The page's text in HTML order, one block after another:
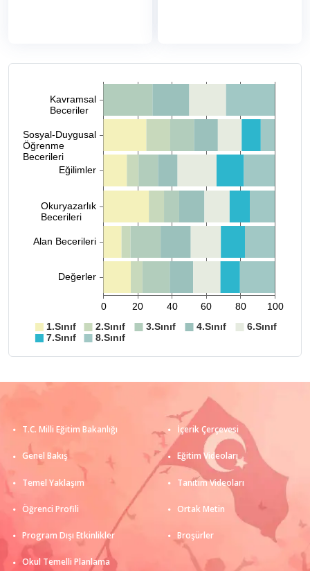
T.C. Milli Eğitim Bakanlığı
Genel Bakış
Temel Yaklaşım
Öğrenci Profili
Program Dışı Etkinlikler
Okul Temelli Planlama
İçerik Çerçevesi
Eğitim Videoları
Tanıtım Videoları
Ortak Metin
Broşürler